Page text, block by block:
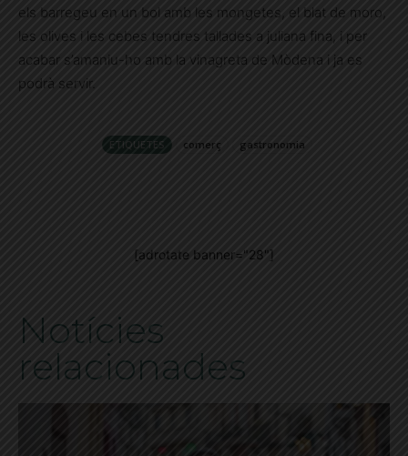
els barregeu en un bol amb les mongetes, el blat de moro,
les olives i les cebes tendres tallades a juliana fina, i per
acabar s’amaniu-ho amb la vinagreta de Mòdena i ja es
podrà servir.
ETIQUETES comerç gastronomia
[adrotate banner="28"]
Notícies
relacionades